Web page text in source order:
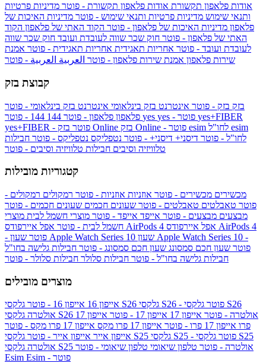
אודות פלאפון תקשורת אודות פלאפון תקשורת - פוטר מדיניות פרטיות
ותנאי שימוש מדיניות פרטיות ותנאי שימוש - פוטר מדיניות האיכות של
פלאפון מדיניות האיכות של פלאפון - פוטר הקוד האתי של פלאפון הקוד
האתי של פלאפון - פוטר חוק שכר שווה לעובדת ועובד חוק שכר שווה
לעובדת ועובד - פוטר אחריות תאגידית אחריות תאגידית - פוטר אמנת
שירות פלאפון אמנת שירות פלאפון - פוטר العربية العربية - פוטר
קבוצת בזק
בזק בזק - פוטר אינטרנט בזק בינלאומי אינטרנט בזק בינלאומי - פוטר
פלאפון פלאפון - פוטר 144 yes
yes+FIBER
yes+FIBER - פוטר בזק Online
esim
לחו"ל - פוטר דיסני+ דיסני+ - פוטר נטפליקס נטפליקס - פוטר חבילות
טלוויזיה וסיבים חבילות טלוויזיה וסיבים - פוטר
קטגוריות מובילות
מכשירים מכשירים - פוטר אוזניות אוזניות - פוטר רמקולים רמקולים -
פוטר טאבלטים טאבלטים - פוטר שעונים חכמים שעונים חכמים - פוטר
מבצעים מבצעים - פוטר אייפד אייפד - פוטר מוצרי חשמל לבית מוצרי
חשמל לבית - פוטר אפל איירפודס AirPods 4 אפל איירפודס AirPods 4
- פוטר שעון Apple Watch Series 10 שעון Apple Watch Series 10 -
פוטר שעון חכם סמסונג שעון חכם סמסונג - פוטר חבילות גלישה בחו"ל
חבילות גלישה בחו"ל - פוטר חבילות סלולר חבילות סלולר - פוטר
מוצרים מובילים
אייפון 16 אייפון 16 - פוטר גלקסי S26 גלקסי S26 - פוטר גלקסי S26
אולטרה
גלקסי S26 אולטרה - פוטר אייפון 17 אייפון 17 - פוטר
אייפון 17
פרו אייפון 17 פרו - פוטר אייפון 17 פרו מקס
אייפון 17 פרו מקס - פוטר
אייפון אייר אייפון אייר - פוטר גלקסי S25 גלקסי S25 - פוטר גלקסי S25
אולטרה
גלקסי S25 אולטרה - פוטר טלפון שיאומי טלפון שיאומי - פוטר
Esim
Esim - פוטר